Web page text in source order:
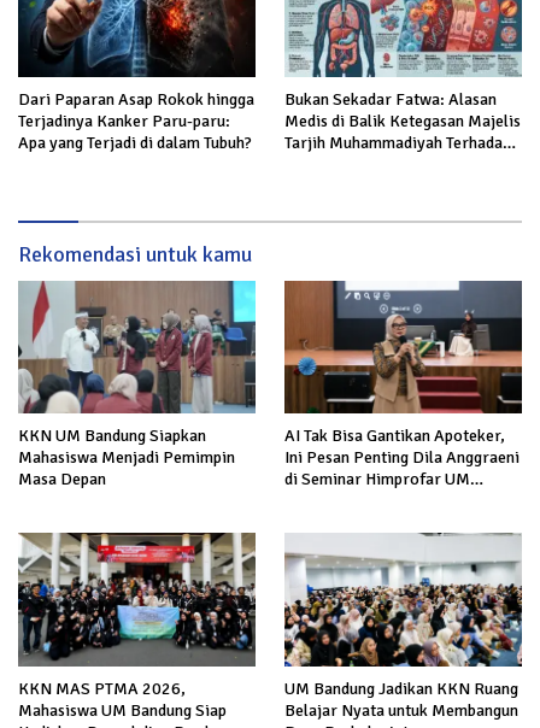
Dari Paparan Asap Rokok hingga
Terjadinya Kanker Paru-paru:
Apa yang Terjadi di dalam Tubuh?
Bukan Sekadar Fatwa: Alasan
Medis di Balik Ketegasan Majelis
Tarjih Muhammadiyah Terhadap
Rekomendasi untuk kamu
KKN UM Bandung Siapkan
Mahasiswa Menjadi Pemimpin
Masa Depan
AI Tak Bisa Gantikan Apoteker,
Ini Pesan Penting Dila Anggraeni
di Seminar Himprofar UM
KKN MAS PTMA 2026,
Mahasiswa UM Bandung Siap
UM Bandung Jadikan KKN Ruang
Belajar Nyata untuk Membangun